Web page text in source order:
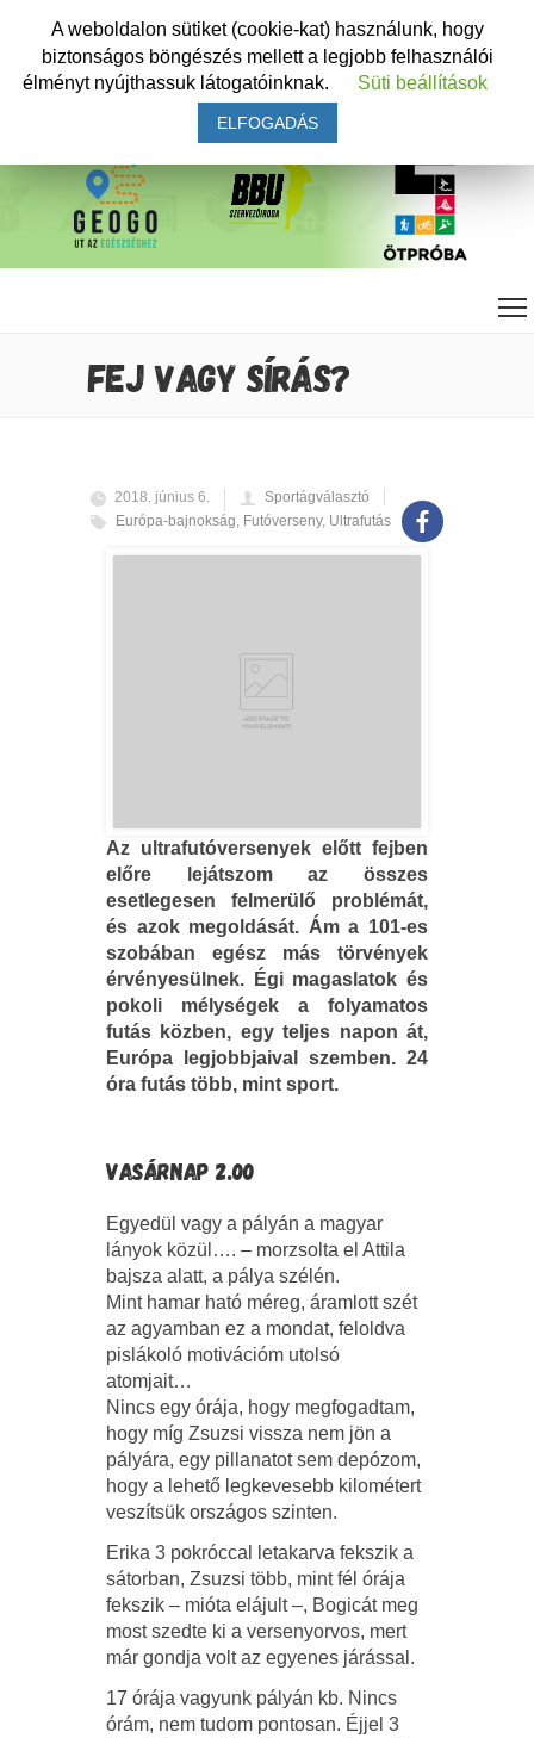
FEJ VAGY SÍRÁS?
2018. június 6.
Sportágválasztó
Európa-bajnokság, Futóverseny, Ultrafutás
Az ultrafutóversenyek előtt fejben
előre lejátszom az összes
esetlegesen felmerülő problémát,
és azok megoldását. Ám a 101-es
szobában egész más törvények
érvényesülnek. Égi magaslatok és
pokoli mélységek a folyamatos
futás közben, egy teljes napon át,
Európa legjobbjaival szemben. 24
óra futás több, mint sport.
VASÁRNAP 2.00
Egyedül vagy a pályán a magyar
lányok közül…. – morzsolta el Attila
bajsza alatt, a pálya szélén.
Mint hamar ható méreg, áramlott szét
az agyamban ez a mondat, feloldva
pislákoló motivációm utolsó
atomjait…
Nincs egy órája, hogy megfogadtam,
hogy míg Zsuzsi vissza nem jön a
pályára, egy pillanatot sem depózom,
hogy a lehető legkevesebb kilométert
veszítsük országos szinten.
Erika 3 pokróccal letakarva fekszik a
sátorban, Zsuzsi több, mint fél órája
fekszik – mióta elájult –, Bogicát meg
most szedte ki a versenyorvos, mert
már gondja volt az egyenes járással.
17 órája vagyunk pályán kb. Nincs
órám, nem tudom pontosan. Éjjel 3
A weboldalon sütiket (cookie-kat) használunk, hogy
biztonságos böngészés mellett a legjobb felhasználói
élményt nyújthassuk látogatóinknak.
Süti beállítások
ELFOGADÁS